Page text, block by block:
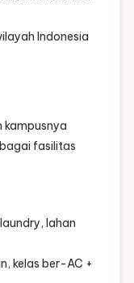
Indonesia
kampusnya
fasilitas
lahan
kelas ber-AC +